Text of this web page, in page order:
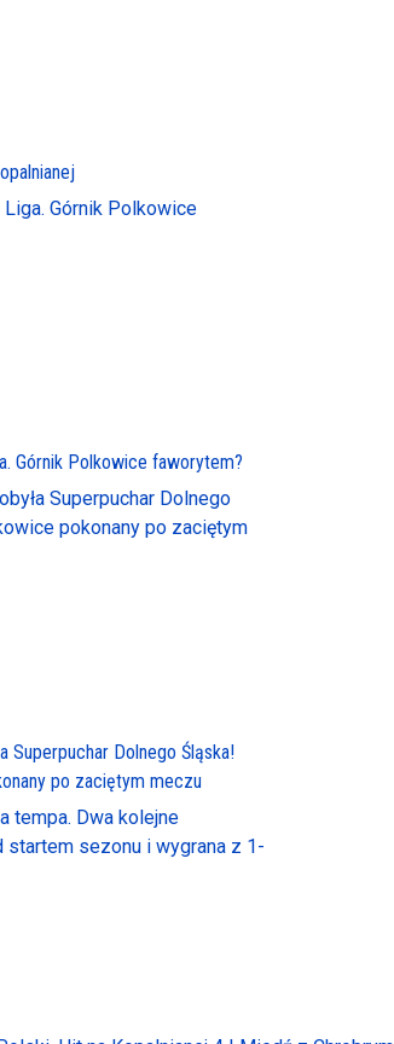
Górnik Polkowice faworytem?
Superpuchar Dolnego Śląska!
po zaciętym meczu